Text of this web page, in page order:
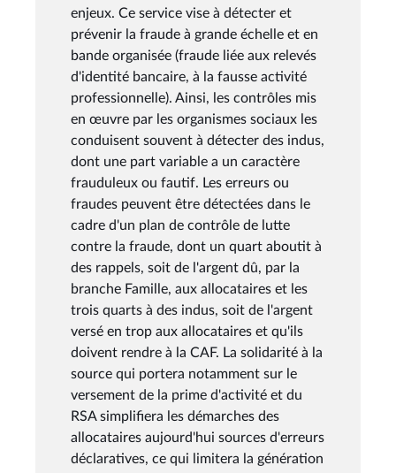
enjeux. Ce service vise à détecter et
prévenir la fraude à grande échelle et en
bande organisée (fraude liée aux relevés
d'identité bancaire, à la fausse activité
professionnelle). Ainsi, les contrôles mis
en œuvre par les organismes sociaux les
conduisent souvent à détecter des indus,
dont une part variable a un caractère
frauduleux ou fautif. Les erreurs ou
fraudes peuvent être détectées dans le
cadre d'un plan de contrôle de lutte
contre la fraude, dont un quart aboutit à
des rappels, soit de l'argent dû, par la
branche Famille, aux allocataires et les
trois quarts à des indus, soit de l'argent
versé en trop aux allocataires et qu'ils
doivent rendre à la CAF. La solidarité à la
source qui portera notamment sur le
versement de la prime d'activité et du
RSA simplifiera les démarches des
allocataires aujourd'hui sources d'erreurs
déclaratives, ce qui limitera la génération